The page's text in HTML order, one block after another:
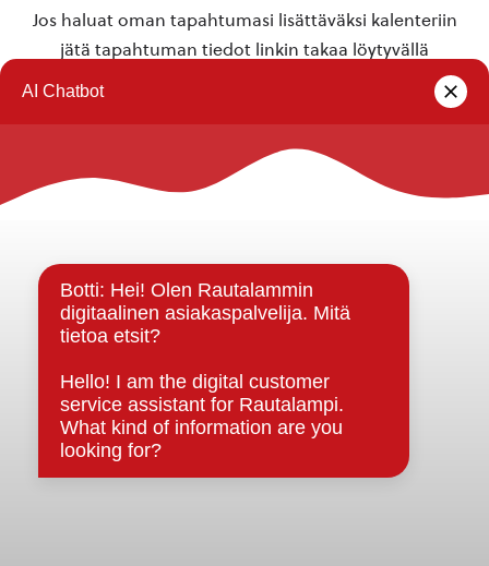
Jos haluat oman tapahtumasi lisättäväksi kalenteriin
jätä tapahtuman tiedot linkin takaa löytyvällä
Rautalammin kunta
Strategiat, ohjelmat, ohjeet, suunnitelmat, säännöt ja
sopimukset
Asiakirjajulkisuuskuvaus
Evästeet
Saavutettavuusseloste
Tietosuoja
Tietosuojaselosteet